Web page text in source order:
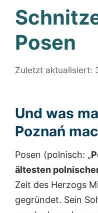
Posen
Zuletzt aktualisiert:
Und was
Poznań
Posen (polnisch: „
ältesten
Zeit des Herzogs
gegründet. Sein